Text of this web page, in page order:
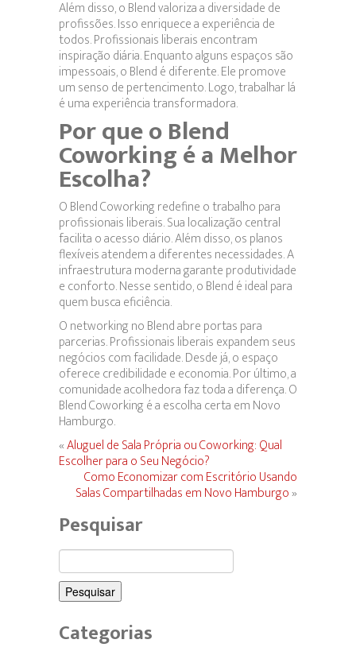
Além disso, o Blend valoriza a diversidade de
profissões. Isso enriquece a experiência de
todos. Profissionais liberais encontram
inspiração diária. Enquanto alguns espaços são
impessoais, o Blend é diferente. Ele promove
um senso de pertencimento. Logo, trabalhar lá
é uma experiência transformadora.
Por que o Blend
Coworking é a Melhor
Escolha?
O Blend Coworking redefine o trabalho para
profissionais liberais. Sua localização central
facilita o acesso diário. Além disso, os planos
flexíveis atendem a diferentes necessidades. A
infraestrutura moderna garante produtividade
e conforto. Nesse sentido, o Blend é ideal para
quem busca eficiência.
O networking no Blend abre portas para
parcerias. Profissionais liberais expandem seus
negócios com facilidade. Desde já, o espaço
oferece credibilidade e economia. Por último, a
comunidade acolhedora faz toda a diferença. O
Blend Coworking é a escolha certa em Novo
Hamburgo.
«Aluguel de Sala Própria ou Coworking: Qual
Escolher para o Seu Negócio?
Como Economizar com Escritório Usando
Salas Compartilhadas em Novo Hamburgo»
Pesquisar
Pesquisar
por:
Categorias